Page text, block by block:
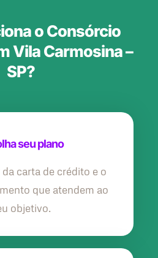
o Consórcio
Vila Carmosina –
SP?
seu plano
carta de crédito e o
que atendem ao
objetivo.